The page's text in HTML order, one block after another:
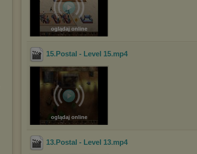
oglądaj online
15.Postal - Level 15.mp4
oglądaj online
13.Postal - Level 13.mp4